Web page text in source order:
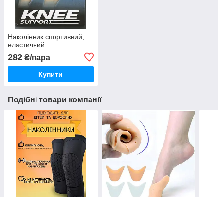
Наколінник спортивний,
еластичний
282 ₴/пара
Купити
Подібні товари компанії